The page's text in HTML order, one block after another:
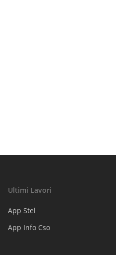
Ultimi Lavori
App Stel
App Info Cso